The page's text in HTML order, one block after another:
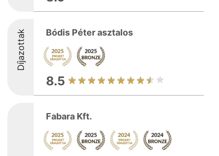
Díjazottak Bódis Péter asztalos
8.5
Fabara Kft.